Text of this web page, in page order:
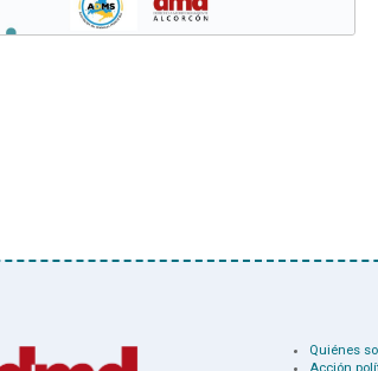
Quiénes